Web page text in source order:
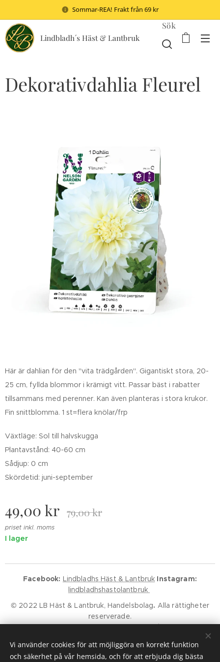
Sommar-REA! Frakt från 69 kr
Lindbladh´s Häst & Lantbruk
Sök
Dekorativdahlia Fleurel
Här är dahlian för den "vita trädgården". Gigantiskt stora, 20-
25 cm, fyllda blommor i krämigt vitt. Passar bäst i rabatter
tillsammans med perenner. Kan även planteras i stora krukor.
Fin snittblomma. 1 st=flera knölar/frp
Växtläge: Sol till halvskugga
Plantavstånd: 40-60 cm
Sådjup: 0 cm
Skördetid: juni-september
49,00 kr 79,00kr
priset inkl. moms
I lager
Facebook: Lindbladhs Häst & Lantbruk Instagram:
lindbladhshastolantbruk
© 2022 LB Häst & Lantbruk, Handelsbolag. Alla rättigheter
reserverade.
Cookies
Vi använder cookies för att möjliggöra en korrekt funktion
och säkerhet på vår hemsida, och för att erbjuda dig bästa